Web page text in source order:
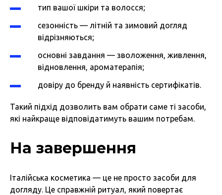
тип вашої шкіри та волосся;
сезонність — літній та зимовий догляд
відрізняються;
основні завдання — зволоження, живлення,
відновлення, ароматерапія;
довіру до бренду й наявність сертифікатів.
Такий підхід дозволить вам обрати саме ті засоби,
які найкраще відповідатимуть вашим потребам.
На завершення
Італійська косметика — це не просто засоби для
догляду. Це справжній ритуал, який повертає